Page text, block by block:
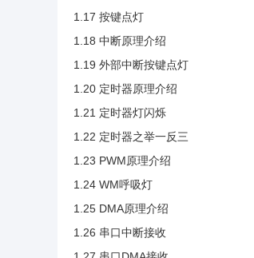
1.17 按键点灯
1.18 中断原理介绍
1.19 外部中断按键点灯
1.20 定时器原理介绍
1.21 定时器灯闪烁
1.22 定时器之举一反三
1.23 PWM原理介绍
1.24 WM呼吸灯
1.25 DMA原理介绍
1.26 串口中断接收